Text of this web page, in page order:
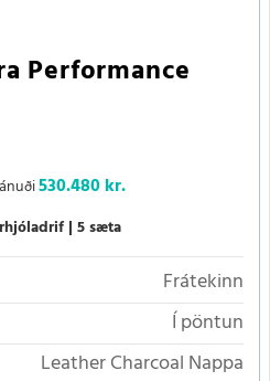
Performance
530.480 kr.
5 sæta
Frátekinn
Í pöntun
Leather Charcoal Nappa